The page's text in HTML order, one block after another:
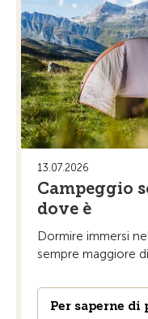
13.07.2026
Campeggio
dove è
Dormire immersi
sempre maggiore
Per saperne di